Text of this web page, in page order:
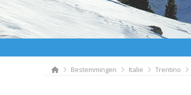
Bestemmingen Italie Trentino